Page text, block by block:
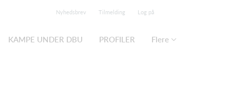
Nyhedsbrev Tilmelding Log på
KAMPE UNDER DBU PROFILER Flere